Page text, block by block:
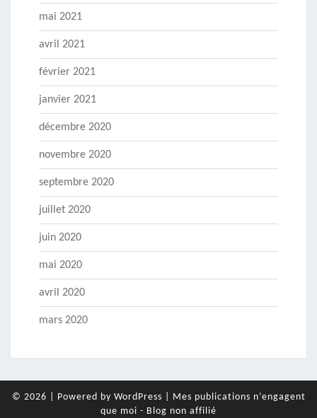
mai 2021
avril 2021
février 2021
janvier 2021
décembre 2020
novembre 2020
septembre 2020
juillet 2020
juin 2020
mai 2020
avril 2020
mars 2020
© 2026 Powered by WordPress
Mes publications n’engagent
que moi - Blog non affilié